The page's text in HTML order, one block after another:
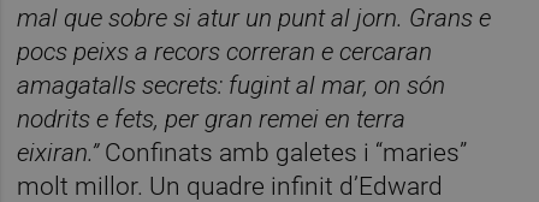
mal que sobre si atur un punt al jorn. Grans e
pocs peixs a recors correran e cercaran
amagatalls secrets: fugint al mar, on són
nodrits e fets, per gran remei en terra
eixiran.” Confinats amb galetes i “maries”
molt millor. Un quadre infinit d’Edward